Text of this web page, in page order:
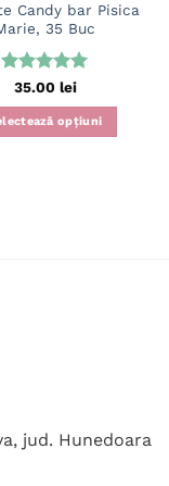
Candy bar Pisica
35 Buc
Evaluat la
5din 5
35.00 lei
opțiuni
jud. Hunedoara